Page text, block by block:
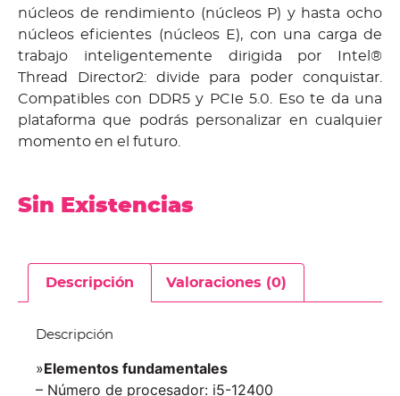
núcleos de rendimiento (núcleos P) y hasta ocho
núcleos eficientes (núcleos E), con una carga de
trabajo inteligentemente dirigida por Intel®
Thread Director2: divide para poder conquistar.
Compatibles con DDR5 y PCIe 5.0. Eso te da una
plataforma que podrás personalizar en cualquier
momento en el futuro.
Sin Existencias
Descripción Valoraciones (0)
Descripción
»Elementos fundamentales
– Número de procesador: i5-12400